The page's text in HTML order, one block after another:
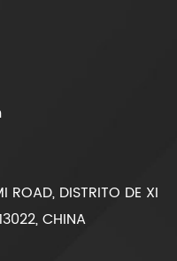
DISTRITO DE XI
CHINA